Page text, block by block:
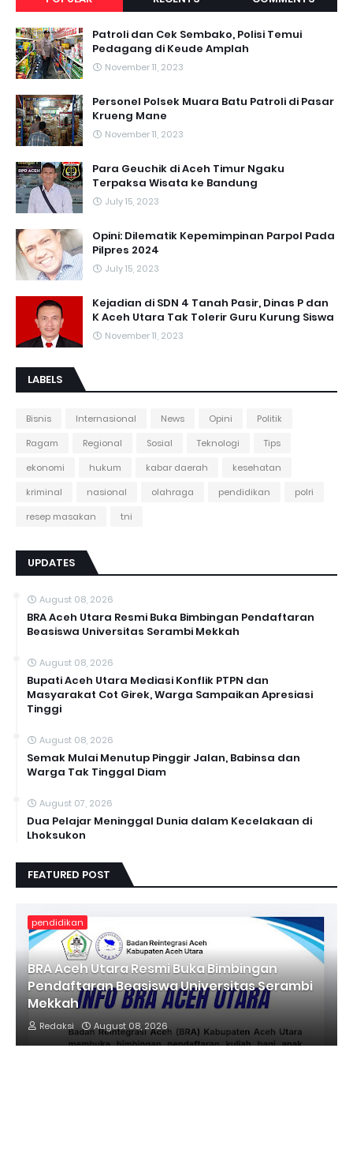
Patroli dan Cek Sembako, Polisi Temui
Pedagang di Keude Amplah
November 11, 2023
Personel Polsek Muara Batu Patroli di Pasar
Krueng Mane
November 11, 2023
Para Geuchik di Aceh Timur Ngaku
Terpaksa Wisata ke Bandung
July 15, 2023
Opini: Dilematik Kepemimpinan Parpol Pada
Pilpres 2024
July 15, 2023
Kejadian di SDN 4 Tanah Pasir, Dinas P dan
K Aceh Utara Tak Tolerir Guru Kurung Siswa
November 11, 2023
LABELS
Bisnis Internasional News Opini
Politik
Ragam
Regional Sosial Teknologi
Tips
ekonomi
hukum kabar daerah
kesehatan
kriminal
nasional olahraga pendidikan
polri
resep masakan
tni
UPDATES
August 08, 2026
BRA Aceh Utara Resmi Buka Bimbingan Pendaftaran
Beasiswa Universitas Serambi Mekkah
August 08, 2026
Bupati Aceh Utara Mediasi Konflik PTPN dan
Masyarakat Cot Girek, Warga Sampaikan Apresiasi
Tinggi
August 08, 2026
Semak Mulai Menutup Pinggir Jalan, Babinsa dan
Warga Tak Tinggal Diam
August 07, 2026
Dua Pelajar Meninggal Dunia dalam Kecelakaan di
Lhoksukon
FEATURED POST
pendidikan
BRA Aceh Utara Resmi Buka Bimbingan
Pendaftaran Beasiswa Universitas Serambi
Mekkah
Redaksi August 08, 2026